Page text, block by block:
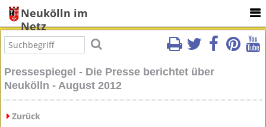
Neukölln im
Netz
Pressespiegel - Die Presse berichtet über
Neukölln - August 2012
Zurück